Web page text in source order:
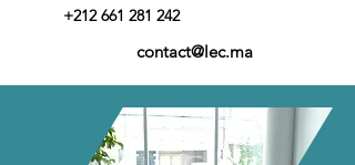
+212 661 281 242
contact@lec.ma